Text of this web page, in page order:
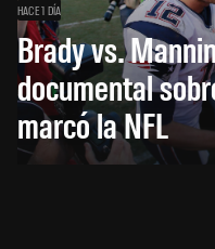
HACE 1 DÍA
Brady vs.
documental
marcó la NFL